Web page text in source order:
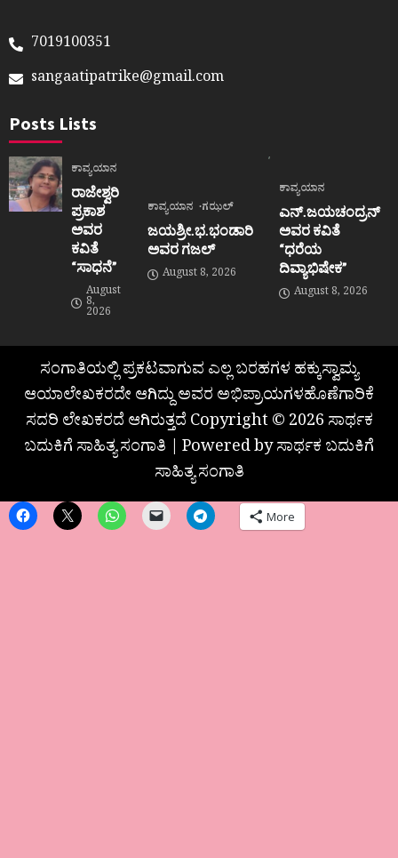
7019100351
sangaatipatrike@gmail.com
Posts Lists
ಕಾವ್ಯಯಾನ
ರಾಜೇಶ್ವರಿ
ಪ್ರಕಾಶ
ಅವರ
ಕವಿತೆ
“ಸಾಧನೆ”
August
8,
2026
ಕಾವ್ಯಯಾನ ಗಝಲ್
ಜಯಶ್ರೀ.ಭ.ಭಂಡಾರಿ
ಅವರ ಗಜಲ್
August 8, 2026
ಕಾವ್ಯಯಾನ
ಎನ್.ಜಯಚಂದ್ರನ್
ಅವರ ಕವಿತೆ
“ಧರೆಯ
ದಿವ್ಯಾಭಿಷೇಕ”
August 8, 2026
ಸಂಗಾತಿಯಲ್ಲಿ ಪ್ರಕಟವಾಗುವ ಎಲ್ಲ ಬರಹಗಳ ಹಕ್ಕುಸ್ವಾಮ್ಯ
ಆಯಾಲೇಖಕರದೇ ಆಗಿದ್ದು ಅವರ ಅಭಿಪ್ರಾಯಗಳಹೊಣೆಗಾರಿಕೆ
ಸದರಿ ಲೇಖಕರದೆ ಆಗಿರುತ್ತದೆ Copyright © 2026 ಸಾರ್ಥಕ
ಬದುಕಿಗೆ ಸಾಹಿತ್ಯ ಸಂಗಾತಿ | Powered by ಸಾರ್ಥಕ ಬದುಕಿಗೆ
ಸಾಹಿತ್ಯ ಸಂಗಾತಿ
More